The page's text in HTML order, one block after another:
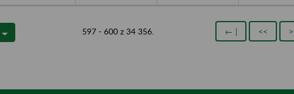
597 - 600 z 34 356. ← | <<